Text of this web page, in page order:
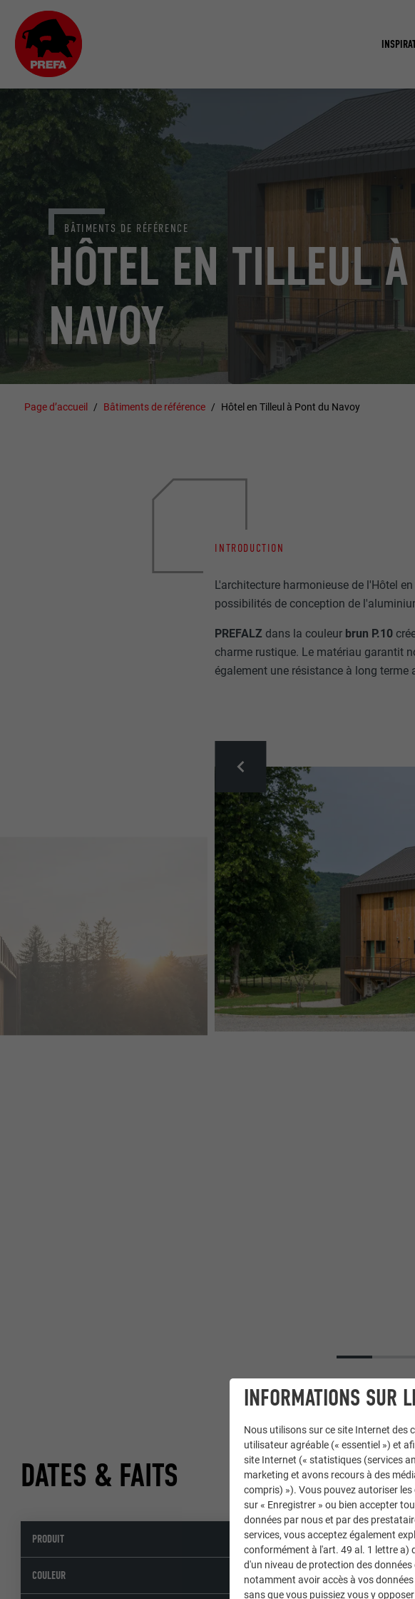
HÔTEL EN TILLEUL
NAVOY
BÂTIMENTS DE RÉFÉRENCE
Page d’accueil Bâtiments de référence Hôtel en Tilleul à Pont du Navoy
INTRODUCTION
L'architecture harmonieuse de l'Hôtel
possibilités de conception de
PREFALZ dans la couleur brun P.10
charme rustique. Le matériau garantit
également une résistance à long terme
DATES & FAITS
PRODUIT Toiture PREFALZ,Façade
COULEUR 01 P.10 brun
INFORMATIONS SUR
Nous utilisons sur ce site Internet des
utilisateur agréable (« essentiel ») et
site Internet (« statistiques (services
marketing et avons recours à des
compris) »). Vous pouvez autoriser
sur « Enregistrer » ou bien accepter
données par nous et par des
services, vous acceptez également
conformément à l'art. 49 al. 1 lettre a)
d'un niveau de protection des
notamment avoir accès à vos
sans que vous puissiez vous y